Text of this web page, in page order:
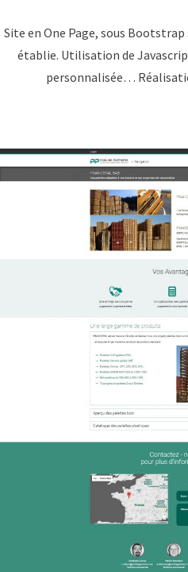
Site en One Page, sous
établie. Utilisation de
personnalisée…